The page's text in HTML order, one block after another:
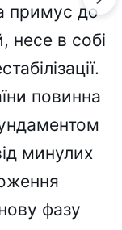
примус до
несе в собі
повинна
минулих
фазу